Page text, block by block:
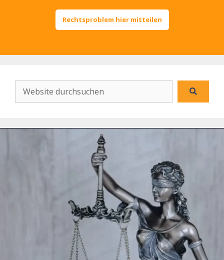
Rechtsproblem hier mitteilen